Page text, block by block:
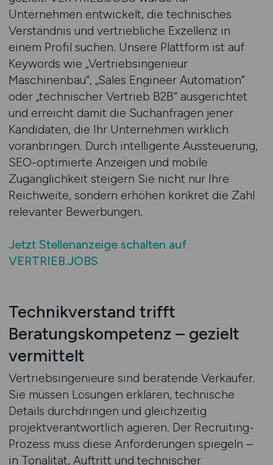
Unternehmen entwickelt, die technisches
Verständnis und vertriebliche Exzellenz in
einem Profil suchen. Unsere Plattform ist auf
Keywords wie „Vertriebsingenieur
Maschinenbau“, „Sales Engineer Automation“
oder „technischer Vertrieb B2B“ ausgerichtet
und erreicht damit die Suchanfragen jener
Kandidaten, die Ihr Unternehmen wirklich
voranbringen. Durch intelligente Aussteuerung,
SEO-optimierte Anzeigen und mobile
Zugänglichkeit steigern Sie nicht nur Ihre
Reichweite, sondern erhöhen konkret die Zahl
relevanter Bewerbungen.
Jetzt Stellenanzeige schalten auf
VERTRIEB.JOBS
Technikverstand trifft
Beratungskompetenz – gezielt
vermittelt
Vertriebsingenieure sind beratende Verkäufer.
Sie müssen Lösungen erklären, technische
Details durchdringen und gleichzeitig
projektverantwortlich agieren. Der Recruiting-
Prozess muss diese Anforderungen spiegeln –
in Tonalität, Auftritt und technischer